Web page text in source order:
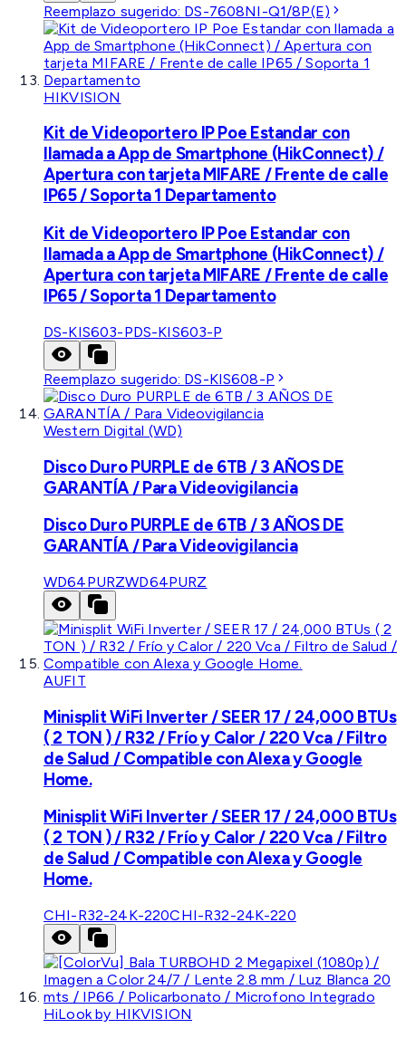
Reemplazo sugerido: DS-7608NI-Q1/8P(E)
HIKVISION
Kit de Videoportero IP Poe Estandar con
llamada a App de Smartphone (HikConnect) /
Apertura con tarjeta MIFARE / Frente de calle
IP65 / Soporta 1 Departamento
Kit de Videoportero IP Poe Estandar con
llamada a App de Smartphone (HikConnect) /
Apertura con tarjeta MIFARE / Frente de calle
IP65 / Soporta 1 Departamento
DS-KIS603-PDS-KIS603-P
Reemplazo sugerido: DS-KIS608-P
Western Digital (WD)
Disco Duro PURPLE de 6TB / 3 AÑOS DE
GARANTÍA / Para Videovigilancia
Disco Duro PURPLE de 6TB / 3 AÑOS DE
GARANTÍA / Para Videovigilancia
WD64PURZWD64PURZ
AUFIT
Minisplit WiFi Inverter / SEER 17 / 24,000 BTUs
( 2 TON ) / R32 / Frío y Calor / 220 Vca / Filtro
de Salud / Compatible con Alexa y Google
Home.
Minisplit WiFi Inverter / SEER 17 / 24,000 BTUs
( 2 TON ) / R32 / Frío y Calor / 220 Vca / Filtro
de Salud / Compatible con Alexa y Google
Home.
CHI-R32-24K-220CHI-R32-24K-220
HiLook by HIKVISION